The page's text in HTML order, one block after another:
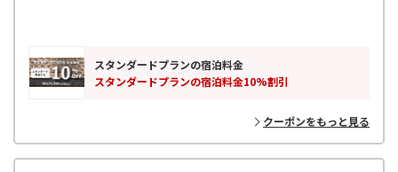
スタンダードプランの宿泊料金
スタンダードプランの宿泊料金10%割引
クーポンをもっと見る